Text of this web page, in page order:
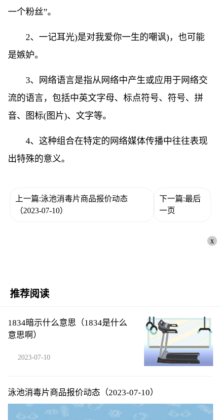
一个粉丝”。
2、一记耳光)是对我爱你一生的嘲讽)，也可能
是嫉妒。
3、网络语言是指从网络中产生或应用于网络交
流的语言，包括中英文字母、标点符号、符号、拼
音、图标(图片)、文字等。
4、这种组合在特定的网络媒体传播中往往表现
出特殊的意义。
上一篇:泳池消毒片商品报价动态
（2023-07-10）
下一篇:最后
一页
x
推荐阅读
1834暗示什么意思（1834是什么
意思啊）
2023-07-10
泳池消毒片商品报价动态（2023-07-10）